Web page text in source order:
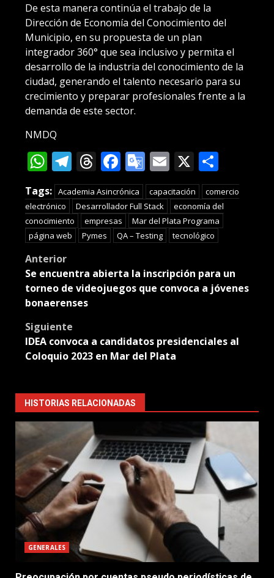
De esta manera continúa el trabajo de la
Dirección de Economía del Conocimiento del
Municipio, en su propuesta de un plan
integrador 360° que sea inclusivo y permita el
desarrollo de la industria del conocimiento de la
ciudad, generando el talento necesario para su
crecimiento y preparar profesionales frente a la
demanda de este sector.
NMDQ
WhatsApp
Telegram
Threads
Facebook
Google
Translate
Email
X
Tags: Academia Asincrónica capacitación
comercio
electrónico
Desarrollador Full Stack
economía del
conocimiento
empresas
Mar del Plata Programa
página web
Pymes QA – Testing tecnológico
Post
navigation
Anterior
Se encuentra abierta la inscripción para un
torneo de videojuegos que convoca a jóvenes
bonaerenses
Siguiente
IDEA convoca a candidatos presidenciales al
Coloquio 2023 en Mar del Plata
HISTORIAS RELACIONADAS
GENERALES